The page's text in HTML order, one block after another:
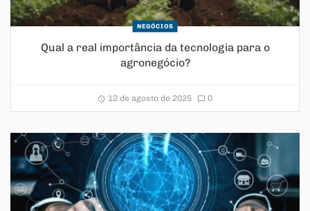
NEGÓCIOS
Qual a real importância da tecnologia para o
agronegócio?
12 de agosto de 2025 0